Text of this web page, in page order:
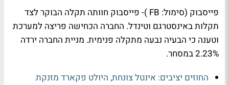
פייסבוק (סימול: FB )- פייסבוק חוותה תקלה הבוקר לצד
תקלות באינסטרגם וטינדל. החברה הכחישה פריצה למערכת
וטענה כי הבעיה נבעה מתקלה פנימית. מניית החברה ירדה
2.23% במסחר.
החוזים יציבים: אינטל צונחת, היולט פקארד מזנקת